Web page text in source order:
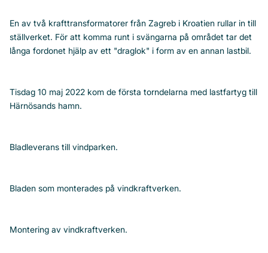
En av två krafttransformatorer från Zagreb i Kroatien rullar in till
ställverket. För att komma runt i svängarna på området tar det
långa fordonet hjälp av ett "draglok" i form av en annan lastbil.
Tisdag 10 maj 2022 kom de första torndelarna med lastfartyg till
Härnösands hamn.
Bladleverans till vindparken.
Bladen som monterades på vindkraftverken.
Montering av vindkraftverken.